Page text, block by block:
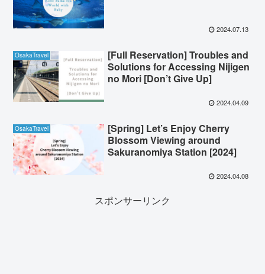
2024.07.13
OsakaTravel
[Full Reservation] Troubles and
Solutions for Accessing Nijigen
no Mori [Don’t Give Up]
2024.04.09
OsakaTravel
[Spring] Let’s Enjoy Cherry
Blossom Viewing around
Sakuranomiya Station [2024]
2024.04.08
スポンサーリンク